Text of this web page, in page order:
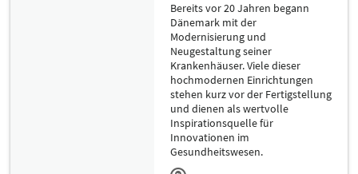
Bereits vor 20 Jahren begann
Dänemark mit der
Modernisierung und
Neugestaltung seiner
Krankenhäuser. Viele dieser
hochmodernen Einrichtungen
stehen kurz vor der Fertigstellung
und dienen als wertvolle
Inspirationsquelle für
Innovationen im
Gesundheitswesen.